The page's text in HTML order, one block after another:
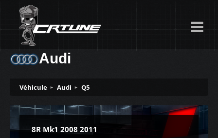
Audi
Véhicule Audi Q5
8R Mk1 2008 2011